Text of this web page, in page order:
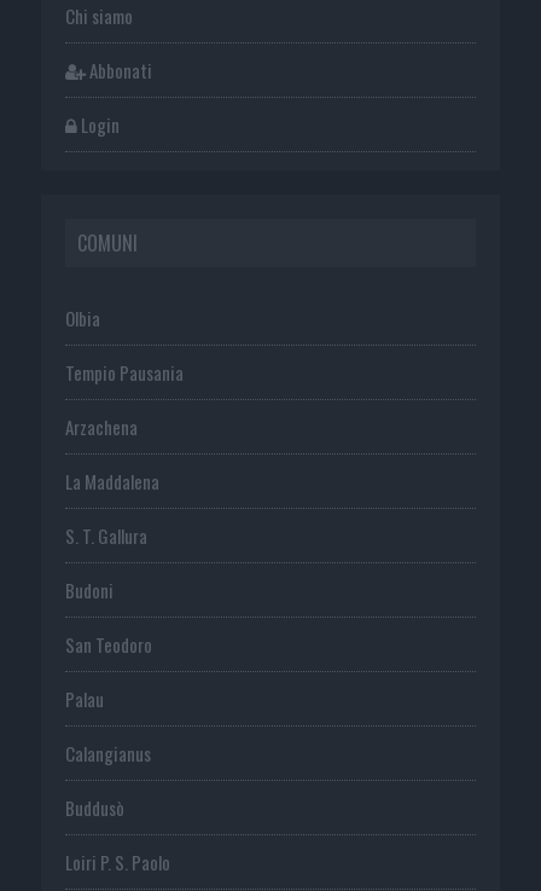
Chi siamo
Abbonati
Login
COMUNI
Olbia
Tempio Pausania
Arzachena
La Maddalena
S. T. Gallura
Budoni
San Teodoro
Palau
Calangianus
Buddusò
Loiri P. S. Paolo